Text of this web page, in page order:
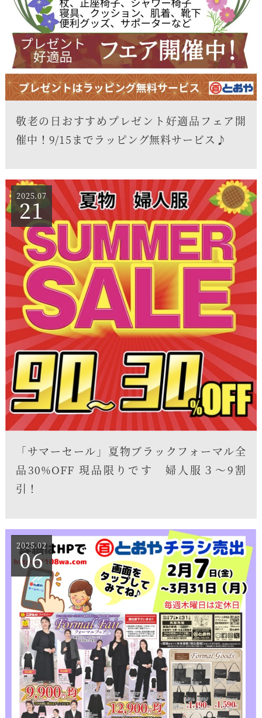
敬老の日おすすめプレゼント好適品フェア開
催中！9/15までラッピング無料サービス♪
2025.07
21
「サマーセール」夏物ブラックフォーマル全
品30%OFF 現品限りです 婦人服３〜9割
引！
2025.02
06